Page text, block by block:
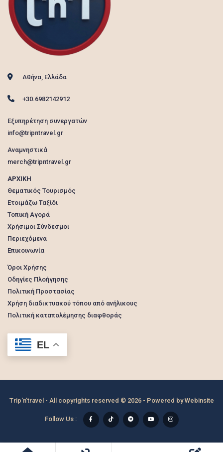
Αθήνα, Ελλάδα
+30.6982142912
Εξυπηρέτηση συνεργατών
info@tripntravel.gr
Αναμνηστικά
merch@tripntravel.gr
ΑΡΧΙΚΗ
Θεματικός Τουρισμός
Ετοιμάζω Ταξίδι
Τοπική Αγορά
Χρήσιμοι Σύνδεσμοι
Περιεχόμενα
Επικοινωνία
Όροι Χρήσης
Οδηγίες Πλοήγησης
Πολιτική Προστασίας
Χρήση διαδικτυακού τόπου από ανήλικους
Πολιτική καταπολέμησης διαφθοράς
EL
Trip'n'travel - All copyrights reserved © 2026 - Powered byWebinsite
Follow Us :